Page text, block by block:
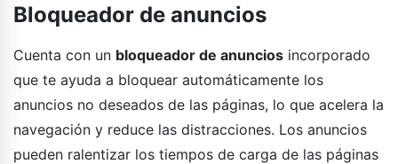
Bloqueador de anuncios
Cuenta con un bloqueador de anuncios incorporado
que te ayuda a bloquear automáticamente los
anuncios no deseados de las páginas, lo que acelera la
navegación y reduce las distracciones. Los anuncios
pueden ralentizar los tiempos de carga de las páginas